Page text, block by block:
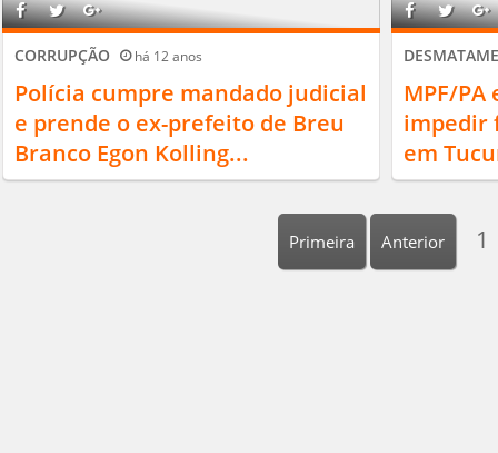
CORRUPÇÃO há 12 anos
Polícia cumpre mandado judicial
e prende o ex-prefeito de Breu
Branco Egon Kolling...
MPF/
impedir
em
Primeira Anterior 1